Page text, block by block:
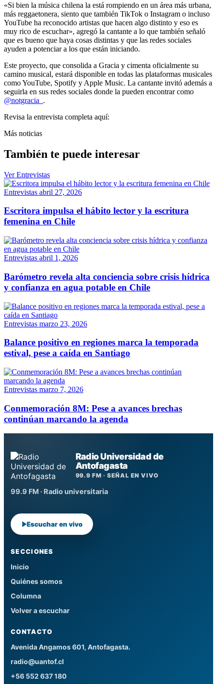
«Si bien la música chilena la está rompiendo en un área más urbana,
más reggaetonera, siento que también TikTok o Instagram o incluso
YouTube ha reconocido artistas que hacen algo distinto y eso es
muy rico de escuchar», agregó la cantante a lo que también señaló
que es bueno que haya cosas distintas y que las redes sociales
ayuden a potenciar a los que están iniciando.
Este proyecto, que consolida a Gracia y cimenta oficialmente su
camino musical, estará disponible en todas las plataformas musicales
como YouTube, Spotify y Apple Music. La cantante invitó además a
seguirla en sus redes sociales donde la pueden encontrar como
@notgracia_ .
Revisa la entrevista completa aquí:
Más noticias
También te puede interesar
Ver Entrevistas
Entrevistas abril 27, 2026
Escritora impulsa el hábito lector y la escritura
femenina en Chile
Entrevistas abril 1, 2026
Barómetro revela alta conciencia sobre crisis hídrica
y confianza en agua potable en Chile
Entrevistas marzo 23, 2026
Balance positivo en regiones marca la temporada
estival, pese a caída en Santiago
Entrevistas marzo 7, 2026
Conmemoración 8M: Pese a avances brechas
continúan marcando la agenda
Radio Universidad de
Antofagasta
99.9 FM · SEÑAL EN VIVO
99.9 FM · Radio universitaria
Escuchar en vivo
SECCIONES
Inicio
Quiénes somos
Columna
Volver a escuchar
CONTACTO
Avenida Angamos 601, Antofagasta.
radio@uantof.cl
+56 552 637 180